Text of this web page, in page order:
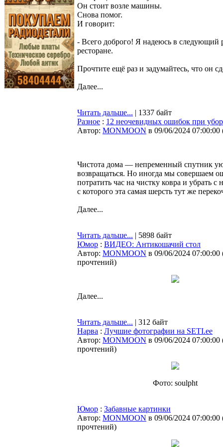
Он стоит возле машины.
Снова помог.
И говорит:
- Всего доброго! Я надеюсь в следующий
ресторане.
Прочтите ещё раз и задумайтесь, что он
Далее...
Читать дальше... | 1337 байт
Разное : 12 неочевидных ошибок при
Автор: MONMOON в 09/06/2024 07:00:00
Чистота дома — непременный спутник
возвращаться. Но иногда мы совершаем
потратить час на чистку ковра и убрать
с которого эта самая шерсть тут же
Далее...
Читать дальше... | 5898 байт
Юмор : ВИДЕО: Антикошачий стол
Автор: MONMOON в 09/06/2024 07:00:00
прочтений)
Далее...
Читать дальше... | 312 байт
Нарва : Лучшие фотографии на SETI.ee
Автор: MONMOON в 09/06/2024 07:00:00
прочтений)
Фото: soulpht
Юмор : Забавные картинки
Автор: MONMOON в 09/06/2024 07:00:00
прочтений)